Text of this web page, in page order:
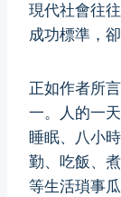
現代社會往
成功標準，
正如作者所
一。人的一
睡眠、八小
勤、吃飯、
等生活瑣事瓜